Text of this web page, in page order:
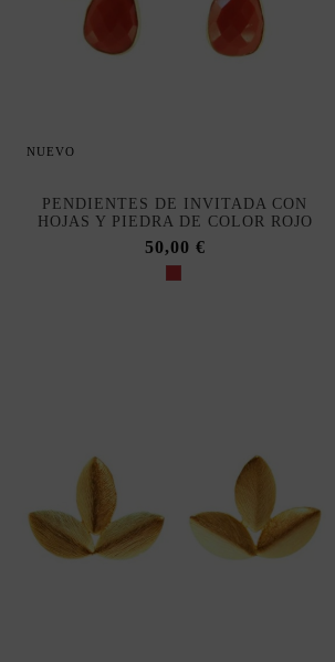
NUEVO
PENDIENTES DE INVITADA CON
HOJAS Y PIEDRA DE COLOR ROJO
50,00 €